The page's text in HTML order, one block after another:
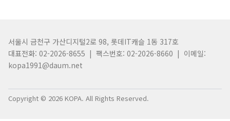
서울시 금천구 가산디지털2로 98, 롯데IT캐슬 1동 317호
대표전화: 02-2026-8655 | 팩스번호: 02-2026-8660 | 이메일:
kopa1991@daum.net
Copyright © 2026 KOPA. All Rights Reserved.